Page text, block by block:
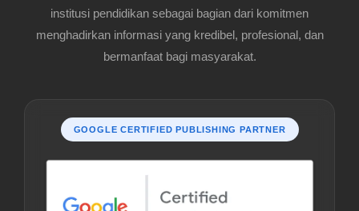
institusi pendidikan sebagai bagian dari komitmen
menghadirkan informasi yang kredibel, profesional, dan
bermanfaat bagi masyarakat.
GOOGLE CERTIFIED PUBLISHING PARTNER